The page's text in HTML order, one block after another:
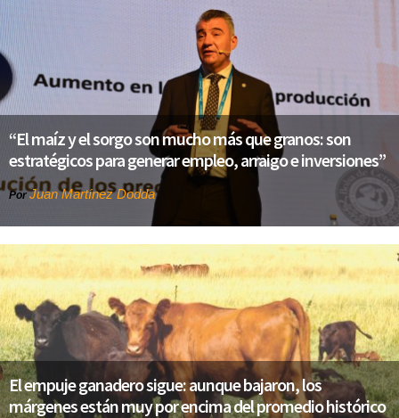
“El maíz y el sorgo son mucho más que granos: son
estratégicos para generar empleo, arraigo e inversiones”
PorJuan Martínez Dodda
El empuje ganadero sigue: aunque bajaron, los
márgenes están muy por encima del promedio histórico